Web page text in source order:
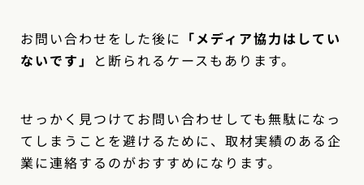
お問い合わせをした後に 「メディア協力はしてい
ないです」
と断られるケースもあります。
せっかく見つけてお問い合わせしても無駄になっ
てしまうことを避けるために、取材実績のある企
業に連絡するのがおすすめになります。